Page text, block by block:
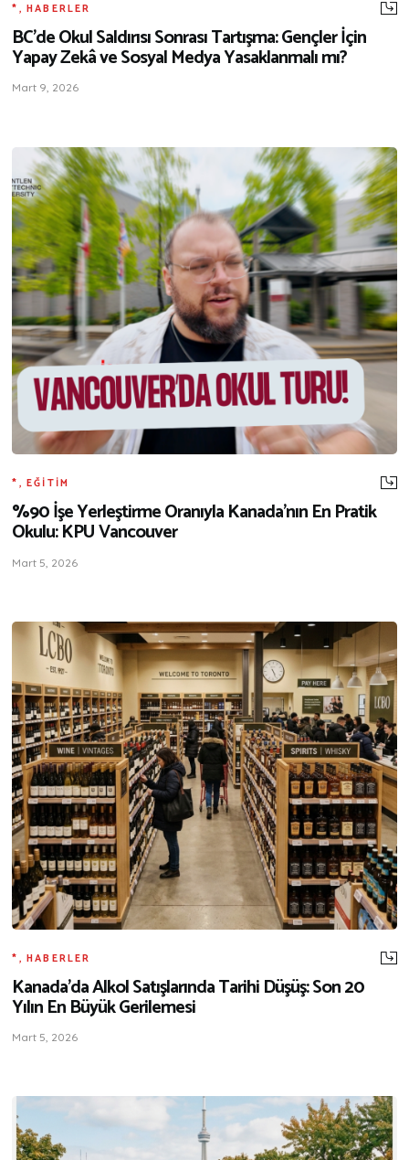
*,HABERLER
BC’de Okul Saldırısı Sonrası Tartışma: Gençler İçin
Yapay Zekâ ve Sosyal Medya Yasaklanmalı mı?
Mart 9, 2026
*,EĞITIM
%90 İşe Yerleştirme Oranıyla Kanada’nın En Pratik
Okulu: KPU Vancouver
Mart 5, 2026
*,HABERLER
Kanada’da Alkol Satışlarında Tarihi Düşüş: Son 20
Yılın En Büyük Gerilemesi
Mart 5, 2026